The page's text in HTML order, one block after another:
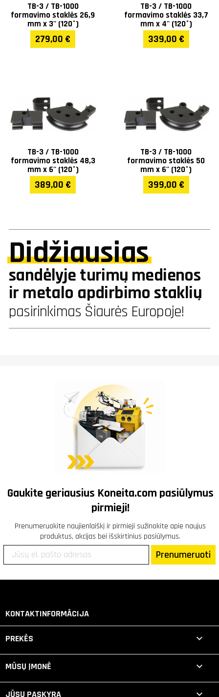
TB-3 / TB-1000
formavimo staklės 26,9
mm x 3'' (120°)
279,00 €
TB-3 / TB-1000
formavimo staklės 33,7
mm x 4'' (120°)
339,00 €
TB-3 / TB-1000
formavimo staklės 48,3
mm x 6'' (120°)
389,00 €
TB-3 / TB-1000
formavimo staklės 50
mm x 6'' (120°)
399,00 €
Didžiausias
sandėlyje turimų medienos
ir metalo apdirbimo staklių
pasirinkimas Šiaurės Europoje!
Gaukite geriausius Koneita.com pasiūlymus
pirmieji!
Prenumeruokite naujienlaiškį ir pirmieji sužinokite apie naujus
produktus, akcijas bei išskirtinius pasiūlymus.
Prenumeruoti
KONTAKTINFORMĀCIJA
PREKĖS 
MŪSŲ ĮMONĖ 
JŪSŲ PASKYRA 